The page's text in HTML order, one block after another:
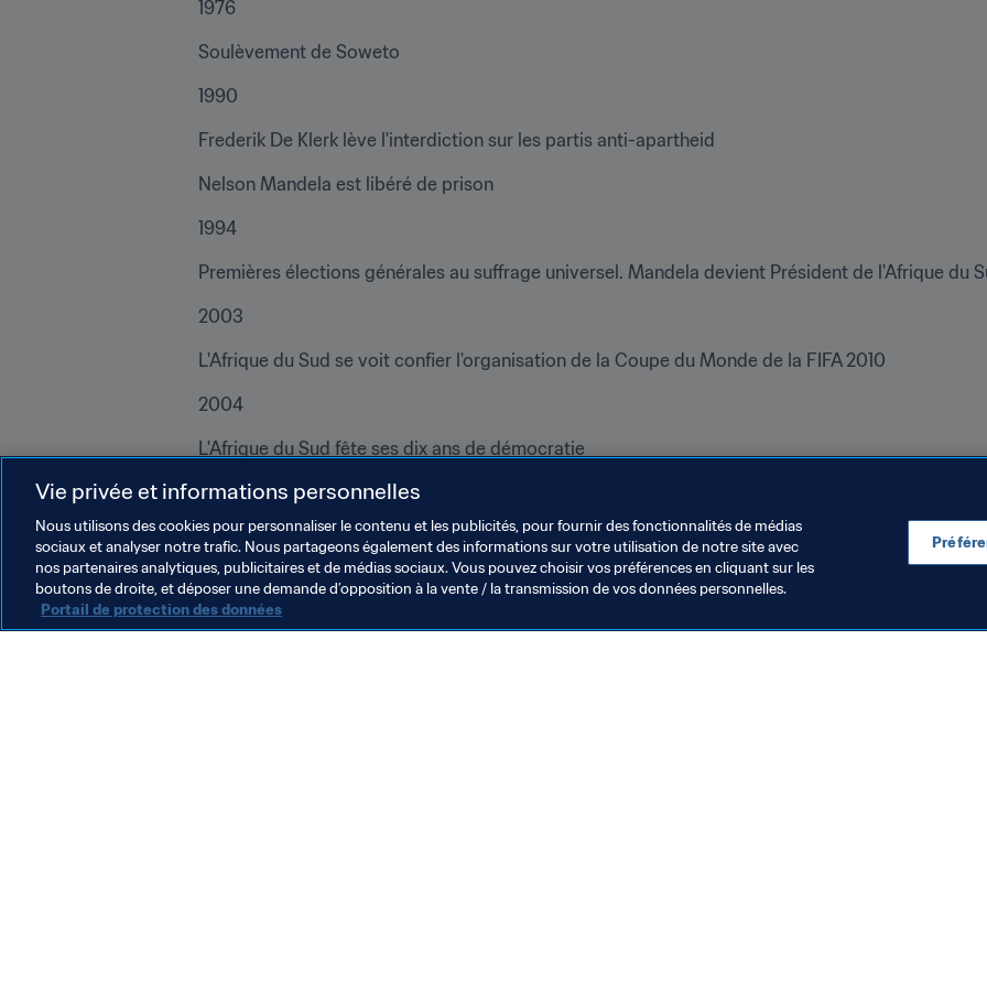
1976
Soulèvement de Soweto
1990
Frederik De Klerk lève l'interdiction sur les partis anti-apartheid
Nelson Mandela est libéré de prison
1994
Premières élections générales au suffrage universel. Mandela devient Président de l'Afrique du
2003
L'Afrique du Sud se voit confier l'organisation de la Coupe du Monde de la FIFA 2010
2004
L'Afrique du Sud fête ses dix ans de démocratie
Le premier match de football en Afrique du Sud a été disputé au Cap en 1862. Il opposait des
britanniques.
Vie privée et informations personnelles
Nous utilisons des cookies pour personnaliser le contenu et les publicités, pour fournir des fonctionnalités de médias
sociaux et analyser notre trafic. Nous partageons également des informations sur votre utilisation de notre site avec
nos partenaires analytiques, publicitaires et de médias sociaux. Vous pouvez choisir vos préférences en cliquant sur les
boutons de droite, et déposer une demande d’opposition à la vente / la transmission de vos données personnelles.
Portail de protection des données